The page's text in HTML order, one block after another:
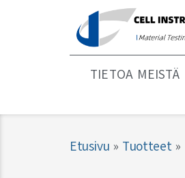
TIETOA MEISTÄ
Etusivu » Tuotteet»